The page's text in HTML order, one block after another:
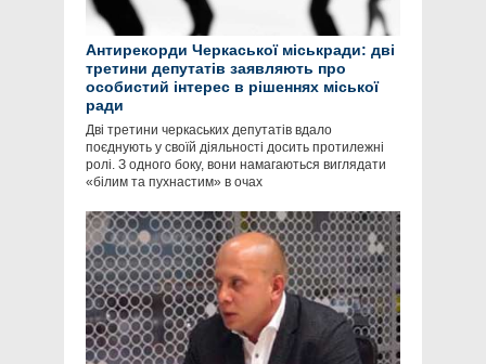
Антирекорди Черкаської міськради: дві
третини депутатів заявляють про
особистий інтерес в рішеннях міської
ради
Дві третини черкаських депутатів вдало
поєднують у своїй діяльності досить протилежні
ролі. З одного боку, вони намагаються виглядати
«білим та пухнастим» в очах